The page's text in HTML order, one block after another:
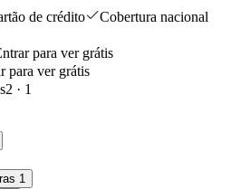
de crédito
Cobertura nacional
para ver grátis
para ver grátis
2 · 1
1